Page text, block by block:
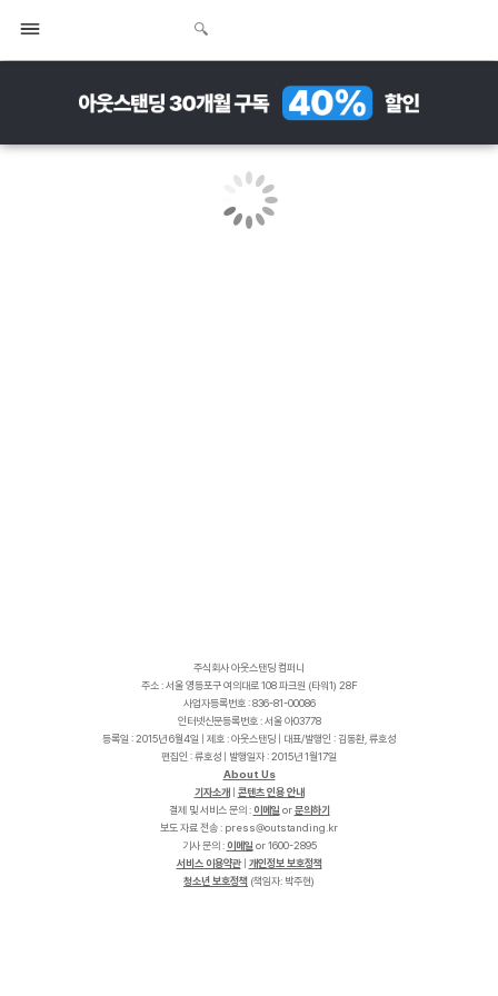
주식회사 아웃스탠딩 컴퍼니
주소 : 서울 영등포구 여의대로 108 파크원 (타워1) 28F
사업자등록번호 : 836-81-00086
인터넷신문등록번호 : 서울 아03778
등록일 : 2015년 6월4일 | 제호 : 아웃스탠딩 | 대표/발행인 : 김동환, 류호성
편집인 : 류호성 | 발행일자 : 2015년 1월17일
About Us
기자소개
콘텐츠 인용 안내
결제 및 서비스 문의 : 이메일 or문의하기
보도 자료 전송 :
r
k
.
g
n
i
d
n
a
t
s
t
u
o
@
s
s
e
r
p
기사 문의 : 이메일 or 1600-2895
서비스 이용약관| 개인정보 보호정책
청소년 보호정책 (책임자: 박주현)